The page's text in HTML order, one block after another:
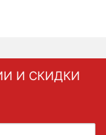
И СКИДКИ